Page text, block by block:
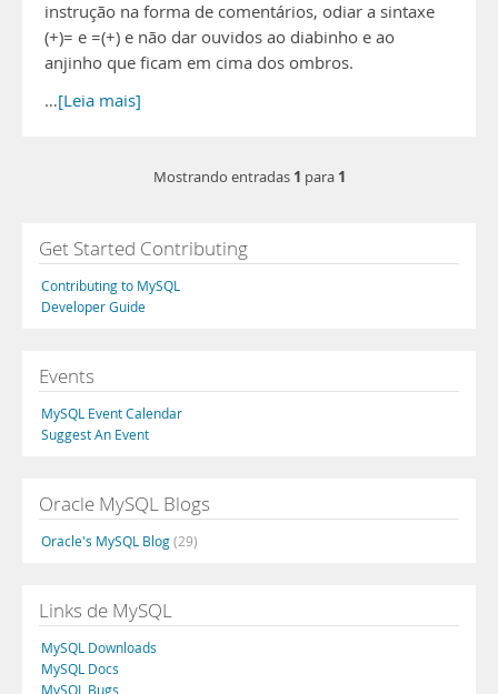
instrução na forma de comentários, odiar a sintaxe
(+)= e =(+) e não dar ouvidos ao diabinho e ao
anjinho que ficam em cima dos ombros.
…[Leia mais]
Mostrando entradas 1 para 1
Get Started Contributing
Contributing to MySQL
Developer Guide
Events
MySQL Event Calendar
Suggest An Event
Oracle MySQL Blogs
Oracle's MySQL Blog(29)
Links de MySQL
MySQL Downloads
MySQL Docs
MySQL Bugs